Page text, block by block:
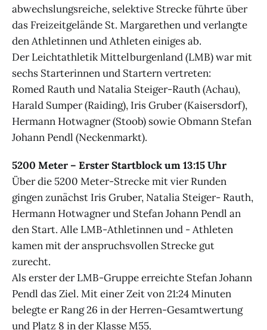
abwechslungsreiche, selektive Strecke führte über
das Freizeitgelände St. Margarethen und verlangte
den Athletinnen und Athleten einiges ab.
Der Leichtathletik Mittelburgenland (LMB) war mit
sechs Starterinnen und Startern vertreten:
Romed Rauth und Natalia Steiger-Rauth (Achau),
Harald Sumper (Raiding), Iris Gruber (Kaisersdorf),
Hermann Hotwagner (Stoob) sowie Obmann Stefan
Johann Pendl (Neckenmarkt).
5200 Meter – Erster Startblock um 13:15 Uhr
Über die 5200 Meter-Strecke mit vier Runden
gingen zunächst Iris Gruber, Natalia Steiger- Rauth,
Hermann Hotwagner und Stefan Johann Pendl an
den Start. Alle LMB-Athletinnen und - Athleten
kamen mit der anspruchsvollen Strecke gut
zurecht.
Als erster der LMB-Gruppe erreichte Stefan Johann
Pendl das Ziel. Mit einer Zeit von 21:24 Minuten
belegte er Rang 26 in der Herren-Gesamtwertung
und Platz 8 in der Klasse M55.